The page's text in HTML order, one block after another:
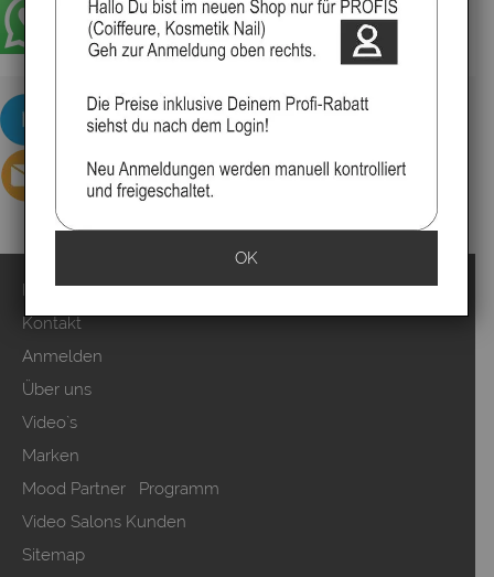
▸Widerrufsbelehrung
Impressum
Kontakt
Anmelden
Über uns
Video`s
Marken
Mood Partner Programm
Video Salons Kunden
Sitemap
OK